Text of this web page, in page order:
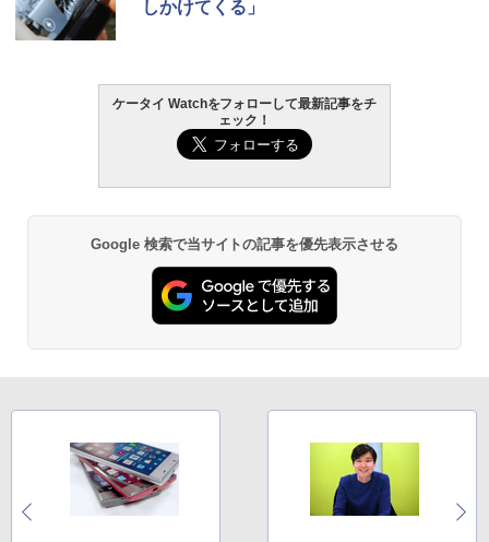
しかけてくる」
ケータイ Watchをフォローして最新記事をチ
ェック！
Google 検索で当サイトの記事を優先表示させる